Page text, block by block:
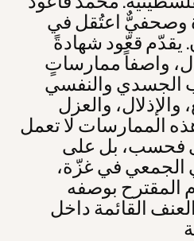
وصحفيٌّ اعتُقل في
قعّود شهادةً
واصفاً ممارساتٍ
الجسدي والنفسي
والإذلال، والعزل
الممارسات لا تعمل
فحسب، بل على
الجمعي في غزّة،
المقترح بوصفه
العنف القائمة داخل